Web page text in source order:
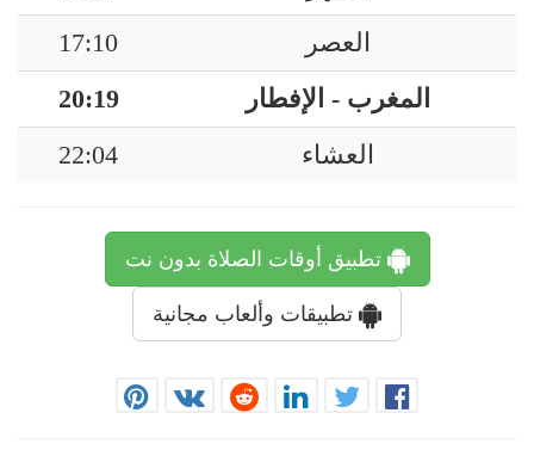
العصر
17:10
المغرب - الإفطار
20:19
العشاء
22:04
تطبيق أوقات الصلاة بدون نت
تطبيقات وألعاب مجانية